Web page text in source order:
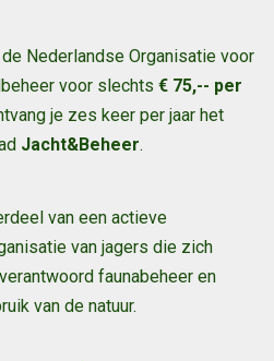
Nederlandse Organisatie voor
voor slechts € 75,-- per
je zes keer per jaar het
Jacht&Beheer.
van een actieve
van jagers die zich
faunabeheer en
van de natuur.